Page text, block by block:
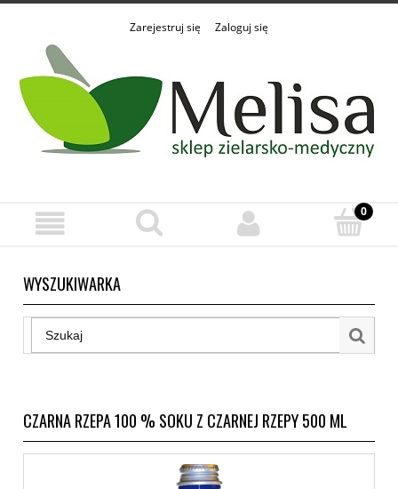
Zarejestruj się Zaloguj się
WYSZUKIWARKA
CZARNA RZEPA 100 % SOKU Z CZARNEJ RZEPY 500 ML